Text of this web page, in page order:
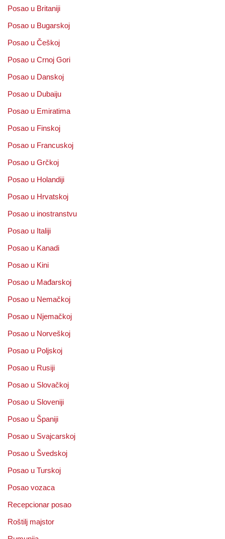
Posao u Britaniji
Posao u Bugarskoj
Posao u Češkoj
Posao u Crnoj Gori
Posao u Danskoj
Posao u Dubaiju
Posao u Emiratima
Posao u Finskoj
Posao u Francuskoj
Posao u Grčkoj
Posao u Holandiji
Posao u Hrvatskoj
Posao u inostranstvu
Posao u Italiji
Posao u Kanadi
Posao u Kini
Posao u Mađarskoj
Posao u Nemačkoj
Posao u Njemačkoj
Posao u Norveškoj
Posao u Poljskoj
Posao u Rusiji
Posao u Slovačkoj
Posao u Sloveniji
Posao u Španiji
Posao u Svajcarskoj
Posao u Švedskoj
Posao u Turskoj
Posao vozaca
Recepcionar posao
Roštilj majstor